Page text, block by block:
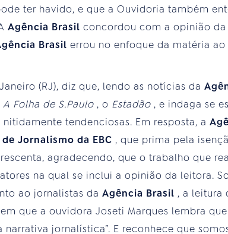
ter havido, e que a Ouvidoria também
Agência Brasil concordou com a opinião
Brasil errou no enfoque da matéria
(RJ), diz que, lendo as notícias da
A Folha de S.Paulo , o Estadão , e indaga se
tendenciosas. Em resposta, a
Jornalismo da EBC , que prima pela
agradecendo, que o trabalho que
na qual se inclui a opinião da leitora.
ao jornalistas da Agência Brasil , a leitura
que a ouvidora Joseti Marques lembra
jornalística”. E reconhece que